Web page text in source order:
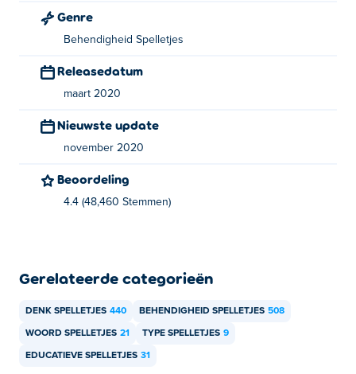
Genre
Behendigheid Spelletjes
Releasedatum
maart 2020
Nieuwste update
november 2020
Beoordeling
4.4 (48,460 Stemmen)
Gerelateerde categorieën
DENK SPELLETJES 440 BEHENDIGHEID SPELLETJES 508
WOORD SPELLETJES 21 TYPE SPELLETJES 9
EDUCATIEVE SPELLETJES 31